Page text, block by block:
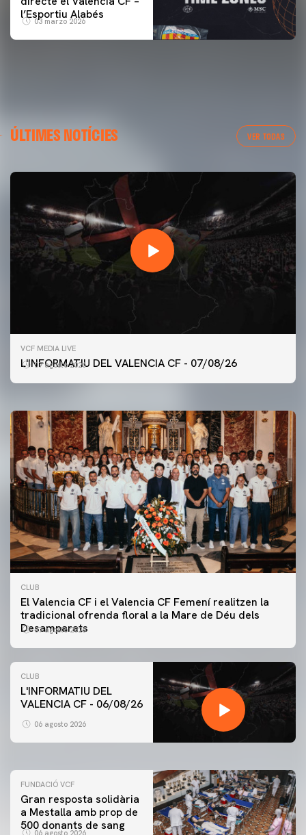
l’Esportiu Alabés
03 marzo 2026
ÚLTIMES NOTÍCIES VER TODAS
VCF MEDIA LIVE
L'INFORMATIU DEL VALENCIA CF - 07/08/26
07 agosto 2026
PRIMER EQUIP
ENTRENAMENT DEL VALENCIA CF 7/8/2026
CLUB
El Valencia CF i el Valencia CF Femení realitzen la
tradicional ofrenda floral a la Mare de Déu dels
Desamparats
07 agosto 2026
CLUB
L'INFORMATIU DEL
VALENCIA CF - 06/08/26
06 agosto 2026
PRIMER EQUIP
ENTRENAMENT DEL VALENCIA CF 6/8/2026
FUNDACIÓ VCF
Gran resposta solidària
a Mestalla amb prop de
500 donants de sang
06 agosto 2026